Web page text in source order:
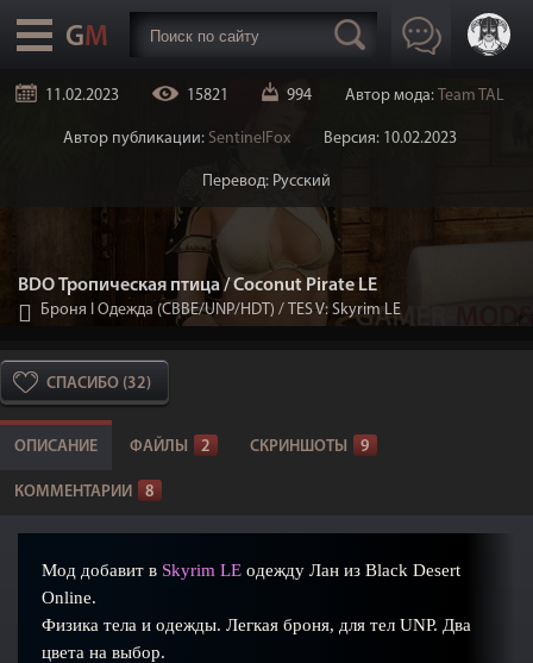
11.02.2023 15821 994 Автор мода: Team TAL
Автор публикации: SentinelFox Версия: 10.02.2023
Перевод: Русский
BDO Тропическая птица / Coconut Pirate LE
Броня I Одежда (CBBE/UNP/HDT) / TES V: Skyrim LE
СПАСИБО (32)
ОПИСАНИЕ ФАЙЛЫ 2 СКРИНШОТЫ 9
КОММЕНТАРИИ 8
Мод добавит в Skyrim LE одежду Лан из Black Desert
Online.
Физика тела и одежды. Легкая броня, для тел UNP. Два
цвета на выбор.